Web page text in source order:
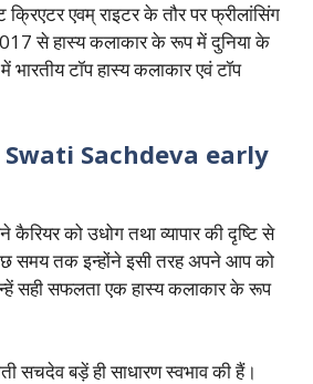
क्रिएटर एवम् राइटर के तौर पर फ्रीलांसिंग
से हास्य कलाकार के रूप में दुनिया के
टॉप हास्य कलाकार एवं टॉप
Swati Sachdeva early
को उधोग तथा व्यापार की दृष्टि से
समय तक इन्होंने इसी तरह अपने आप को
सही सफलता एक हास्य कलाकार के रूप
सचदेव बड़ें ही साधारण स्वभाव की हैं।